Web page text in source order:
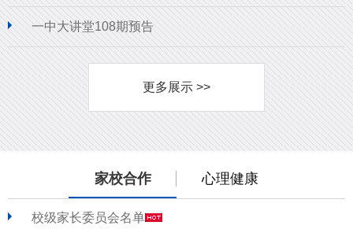
一中大讲堂108期预告
更多展示 >>
家校合作 心理健康
校级家长委员会名单